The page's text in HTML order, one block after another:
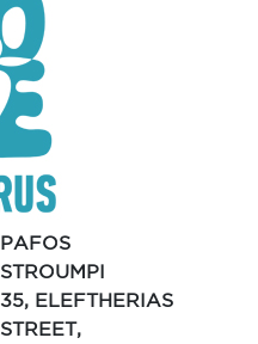
PAFOS
STROUMPI
35, ELEFTHERIAS
STREET,